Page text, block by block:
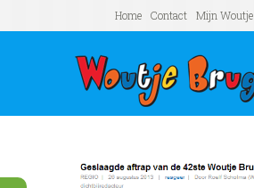
Home Contact Mijn Woutje